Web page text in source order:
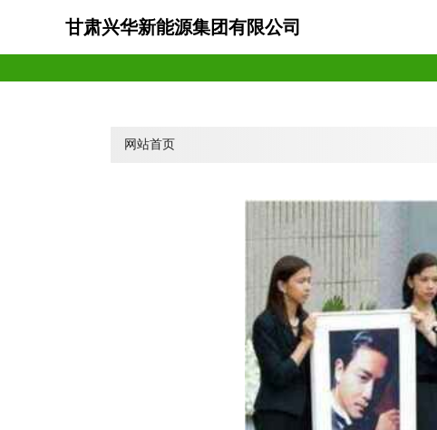
甘肃兴华新能源集团有限公司
网站首页